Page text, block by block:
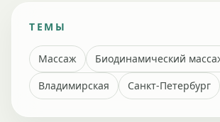
ТЕМЫ
Массаж
Биодинамический
Владимирская
Санкт-Петербург